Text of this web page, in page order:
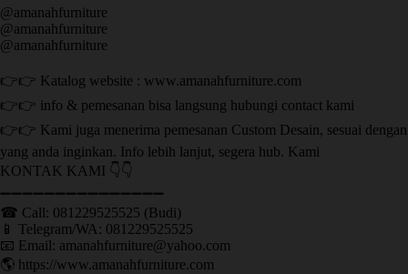
@amanahfurniture
@amanahfurniture
@amanahfurniture
👉👉 Katalog website : www.amanahfurniture.com
👉👉 info & pemesanan bisa langsung hubungi contact kami
👉👉 Kami juga menerima pemesanan Custom Desain, sesuai dengan
yang anda inginkan. Info lebih lanjut, segera hub. Kami
KONTAK KAMI 👇👇
➖➖➖➖➖➖➖➖➖➖➖➖➖➖➖ ㅤ
☎ Call: 081229525525 (Budi)
📱 Telegram/WA: 081229525525
📧 Email: amanahfurniture@yahoo.com
🌎 https://www.amanahfurniture.com